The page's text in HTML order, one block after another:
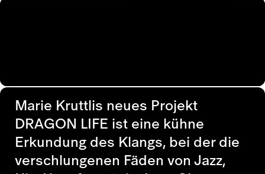
Marie Kruttlis neues Projekt
DRAGON LIFE ist eine kühne
Erkundung des Klangs, bei der die
verschlungenen Fäden von Jazz,